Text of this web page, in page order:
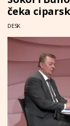
čeka
DESK